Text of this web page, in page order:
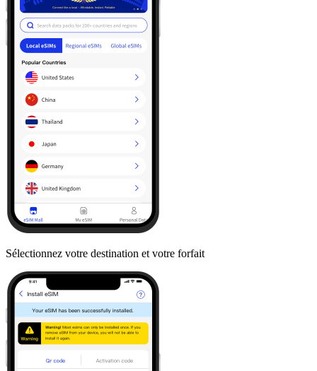
Sélectionnez votre destination et votre forfait